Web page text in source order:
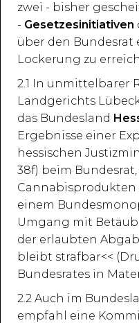
zwei - bisher
- Gesetzesinitiativen
über den Bundesrat
Lockerung zu
2.1 In unmittelbarer
Landgerichts Lübeck
das Bundesland
Ergebnisse einer
hessischen
38f) beim
Cannabisprodukten
einem
Umgang mit
der erlaubten
bleibt strafbar<<
Bundesrates in
2.2 Auch im
empfahl eine